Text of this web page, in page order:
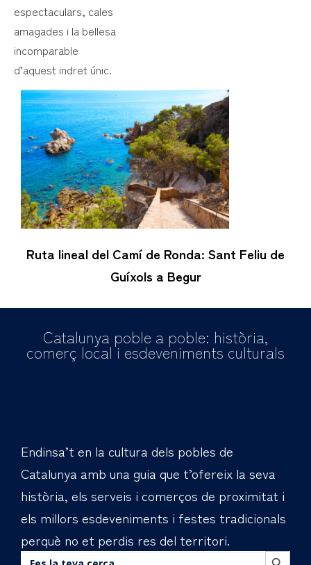
espectaculars, cales
amagades i la bellesa
incomparable
d’aquest indret únic.
Ruta lineal del Camí de Ronda: Sant Feliu de
Guíxols a Begur
Catalunya poble a poble: història,
comerç local i esdeveniments culturals
Endinsa’t en la cultura dels pobles de
Catalunya amb una guia que t’ofereix la seva
història, els serveis i comerços de proximitat i
els millors esdeveniments i festes tradicionals
perquè no et perdis res del territori.
BOTÓN DE